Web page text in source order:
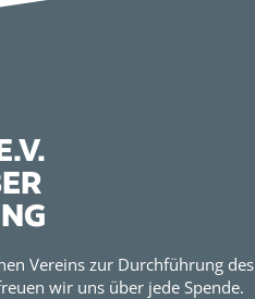
Vereins zur Durchführung des
wir uns über jede Spende.